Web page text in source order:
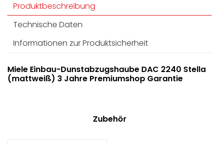
Produktbeschreibung
Technische Daten
Informationen zur Produktsicherheit
Miele Einbau-Dunstabzugshaube DAC 2240 Stella
(mattweiß) 3 Jahre Premiumshop Garantie
Zubehör